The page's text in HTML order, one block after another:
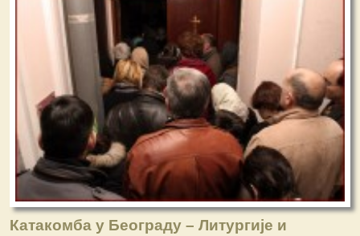
Катакомба у Београду – Литургије и